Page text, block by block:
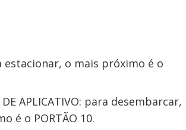
estacionar, o mais próximo é o
DE APLICATIVO: para desembarcar,
é o PORTÃO 10.